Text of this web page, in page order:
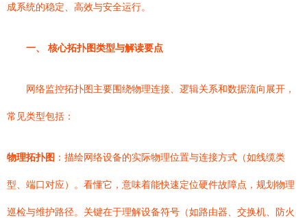
成系统的稳定、高效与安全运行。
一、 核心拓扑图类型与解读要点
网络监控拓扑图主要围绕物理连接、逻辑关系和数据流向展开，
常见类型包括：
物理拓扑图 ：描绘网络设备的实际物理位置与连接方式（如线缆类
型、端口对应）。看懂它，意味着能快速定位硬件故障点，规划物理
巡检与维护路径。关键在于理解设备符号（如路由器、交换机、防火